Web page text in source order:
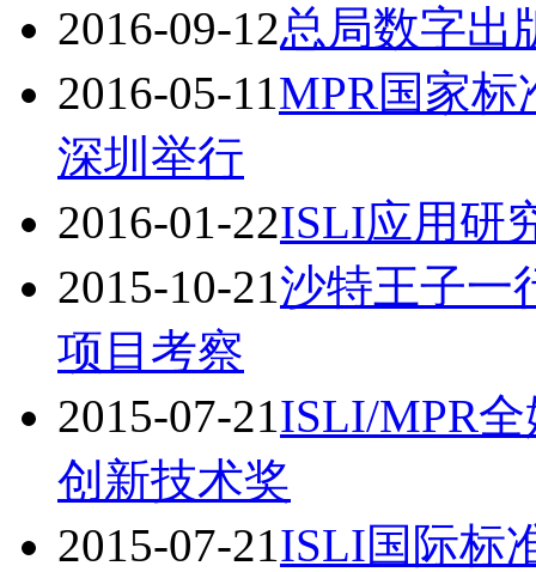
2016-09-12总局数字出
2016-05-11 MPR国家
深圳举行
2016-01-22ISLI应用研
2015-10-21沙特王子一
项目考察
2015-07-21 ISLI/MPR
创新技术奖
2015-07-21 ISLI国际标